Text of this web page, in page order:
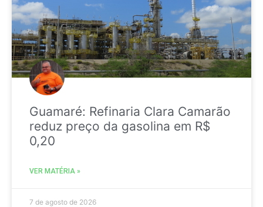
Guamaré: Refinaria Clara Camarão
reduz preço da gasolina em R$
0,20
VER MATÉRIA »
7 de agosto de 2026